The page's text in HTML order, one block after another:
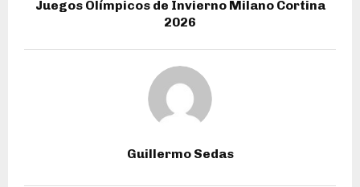
Juegos Olímpicos de Invierno Milano Cortina
2026
Guillermo Sedas